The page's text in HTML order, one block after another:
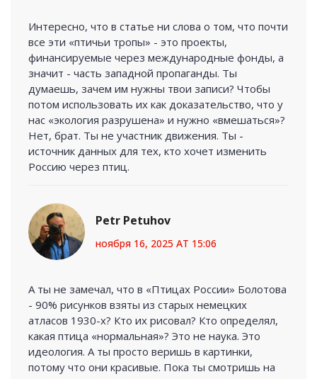
Интересно, что в статье ни слова о том, что почти
все эти «птичьи тропы» - это проекты,
финансируемые через международные фонды, а
значит - часть западной пропаганды. Ты
думаешь, зачем им нужны твои записи? Чтобы
потом использовать их как доказательство, что у
нас «экология разрушена» и нужно «вмешаться»?
Нет, брат. Ты не участник движения. Ты -
источник данных для тех, кто хочет изменить
Россию через птиц.
Petr Petuhov
ноября 16, 2025 AT 15:06
А ты не замечал, что в «Птицах России» Болотова
- 90% рисунков взяты из старых немецких
атласов 1930-х? Кто их рисовал? Кто определял,
какая птица «нормальная»? Это не наука. Это
идеология. А ты просто веришь в картинки,
потому что они красивые. Пока ты смотришь на